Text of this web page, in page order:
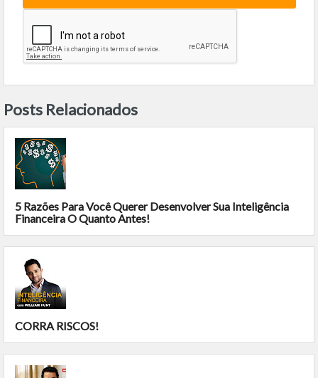
Posts Relacionados
5 Razões Para Você Querer Desenvolver Sua Inteligência
Financeira O Quanto Antes!
CORRA RISCOS!